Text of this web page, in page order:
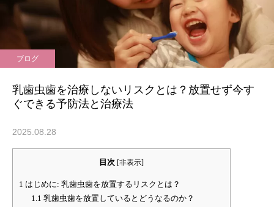
ブログ
乳歯虫歯を治療しないリスクとは？放置せず今す
ぐできる予防法と治療法
2025.08.28
目次 [非表示]
1 はじめに: 乳歯虫歯を放置するリスクとは？
1.1 乳歯虫歯を放置しているとどうなるのか？